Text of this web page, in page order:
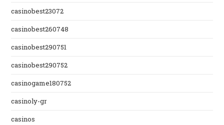
casinobest23072
casinobest260748
casinobest290751
casinobest290752
casinogame180752
casinoly-gr
casinos